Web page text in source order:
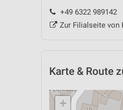
+49 6322 989142
Zur Filialseite von
Karte & Route
+